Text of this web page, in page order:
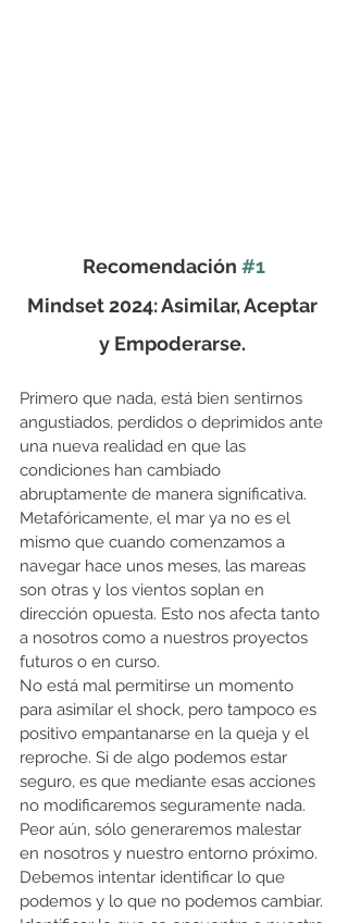
Recomendación #1
Mindset 2024: Asimilar, Aceptar
y Empoderarse.
Primero que nada, está bien sentirnos
angustiados, perdidos o deprimidos ante
una nueva realidad en que las
condiciones han cambiado
abruptamente de manera significativa.
Metafóricamente, el mar ya no es el
mismo que cuando comenzamos a
navegar hace unos meses, las mareas
son otras y los vientos soplan en
dirección opuesta. Esto nos afecta tanto
a nosotros como a nuestros proyectos
futuros o en curso.
No está mal permitirse un momento
para asimilar el shock, pero tampoco es
positivo empantanarse en la queja y el
reproche. Si de algo podemos estar
seguro, es que mediante esas acciones
no modificaremos seguramente nada.
Peor aún, sólo generaremos malestar
en nosotros y nuestro entorno próximo.
Debemos intentar identificar lo que
podemos y lo que no podemos cambiar.